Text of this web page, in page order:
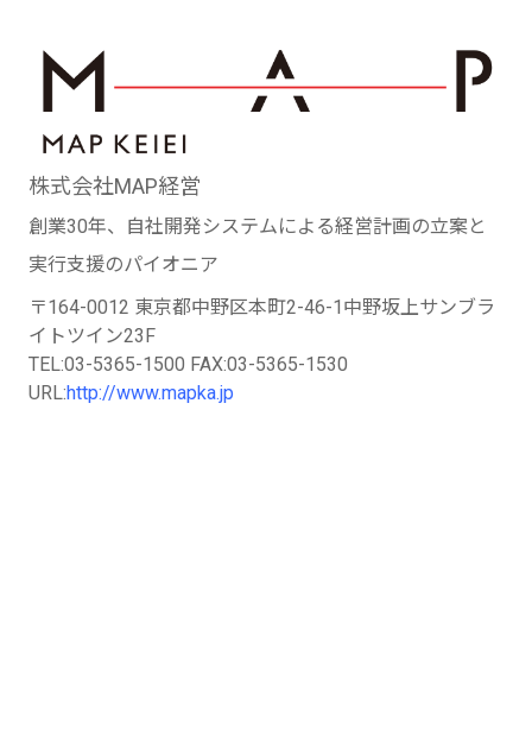
株式会社MAP経営
創業30年、自社開発システムによる経営計画の立案と
実行支援のパイオニア
〒164-0012 東京都中野区本町2-46-1中野坂上サンブラ
イトツイン23F
TEL:03-5365-1500 FAX:03-5365-1530
URL:http://www.mapka.jp